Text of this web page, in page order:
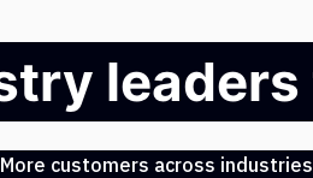
customers across